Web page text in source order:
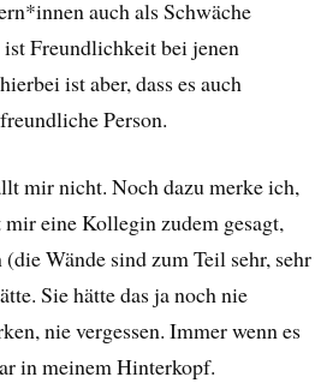
auch als Schwäche
ist Freundlichkeit bei jenen
ist aber, dass es auch
Person.
mir nicht. Noch dazu merke ich,
eine Kollegin zudem gesagt,
Wände sind zum Teil sehr, sehr
Sie hätte das ja noch nie
nie vergessen. Immer wenn es
in meinem Hinterkopf.